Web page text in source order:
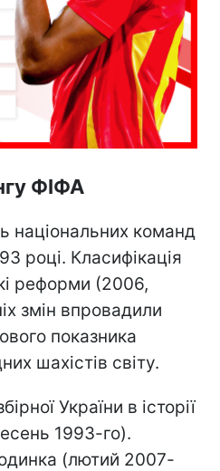
ФІФА
національних команд
році. Класифікація
реформи (2006,
змін впровадили
показника
шахістів світу.
України в історії
1993-го).
(лютий 2007-